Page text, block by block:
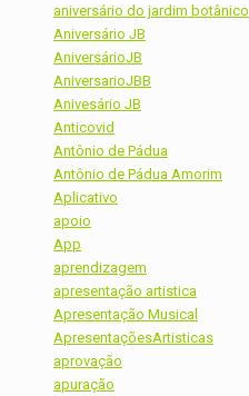
aniversário do jardim botânico
Aniversário JB
AniversárioJB
AniversarioJBB
Anivesário JB
Anticovid
Antônio de Pádua
Antônio de Pádua Amorim
Aplicativo
apoio
App
aprendizagem
apresentação artistica
Apresentação Musical
ApresentaçõesArtisticas
aprovação
apuração